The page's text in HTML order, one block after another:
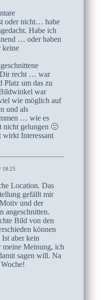
oder nicht… habe
Habe ich
… oder haben
keine
recht … war
Platz um das zu
war
wie möglich auf
und als
… wie es
nicht gelungen 🙁
Interessant
18:25
Location. Das
gefällt mir
und der
angeschnitten.
Bild von den
können
aber kein
meine Meinung, ich
sagen will. Na